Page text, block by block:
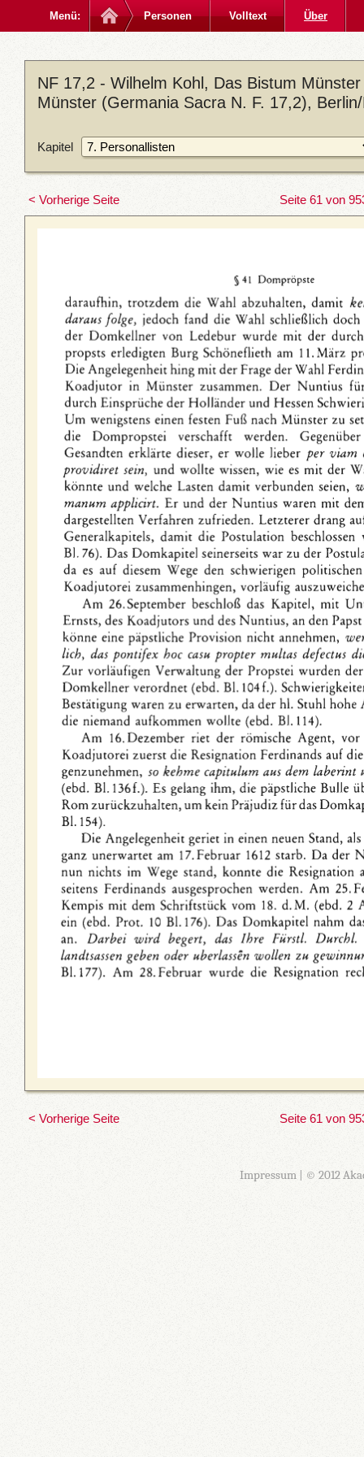
Menü: Personen Volltext Über
NF 17,2 - Wilhelm Kohl, Das Bistum
Münster (Germania Sacra N. F. 17,2),
Kapitel
< Vorherige Seite Seite 61 von
< Vorherige Seite Seite 61 von
Impressum| © 2012